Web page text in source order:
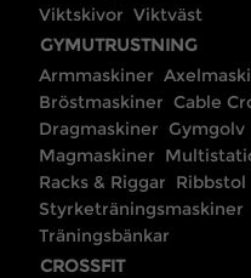
Viktskivor Viktväst
GYMUTRUSTNING
Armmaskiner
Bröstmaskiner Cable
Dragmaskiner Gymgolv
Magmaskiner
Racks & Riggar Ribbstol
Styrketräningsmaskiner
Träningsbänkar
CROSSFIT